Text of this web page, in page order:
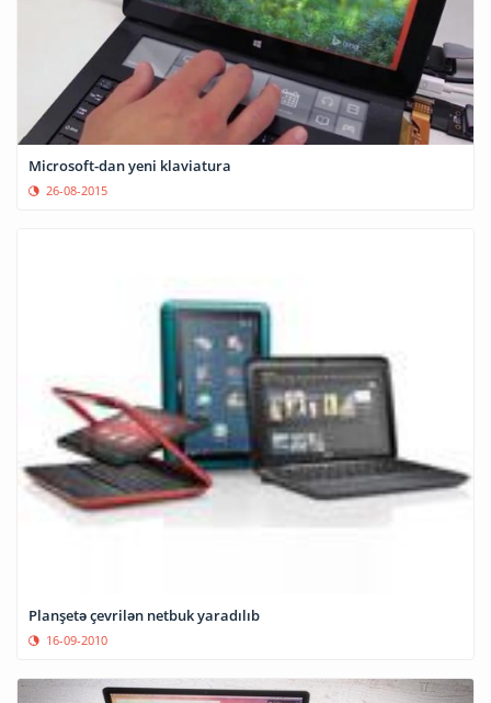
Microsoft-dan yeni klaviatura
26-08-2015
Planşetə çevrilən netbuk yaradılıb
16-09-2010